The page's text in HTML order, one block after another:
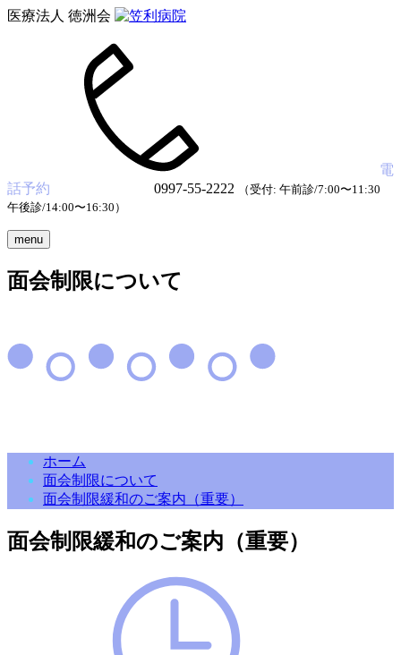
医療法人 徳洲会
電
話予約
0997-55-2222
（受付: 午前診/7:00〜11:30
午後診/14:00〜16:30）
menu
面会制限について
ホーム
面会制限について
面会制限緩和のご案内（重要）
面会制限緩和のご案内（重要）